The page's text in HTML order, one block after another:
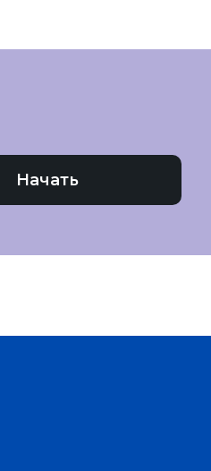
Начать